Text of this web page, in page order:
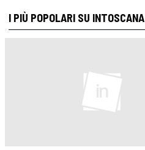
I PIÙ POPOLARI SU INTOSCANA